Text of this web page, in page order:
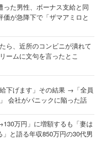
った男性、ボーナス支給と同
が急降下で「ザマアミロと
ら、近所のコンビニが潰れて
ームに文句を言ったとこ
下げます」その結果 →「全員
が一気に退職しました」 会社がパニックに陥った話
万円」に増額するも「妻は
と語る年収850万円の30代男